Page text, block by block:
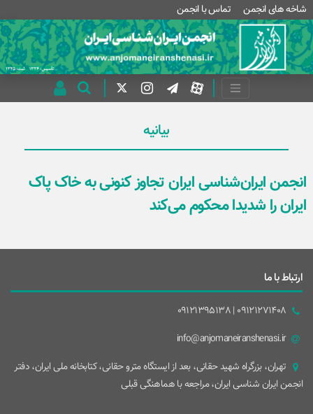
شاخه های انجمن تماس با انجمن
بیانیه
انجمن ایران‌شناسی ایران تجاوز کنونی به خاک پاک
ایران را شدیدا محکوم می‌کند
ارتباط با ما
09121271408 | 09121395138
info@anjomaneiranshenasi.ir
تهران، بزرگراه شهيد حقانی، بعد از ايستگاه مترو حقانی، کتابخانه ملی ایران، دفتر
انجمن ایران شناسی ایران، مراجعه با هماهنگی قبلی